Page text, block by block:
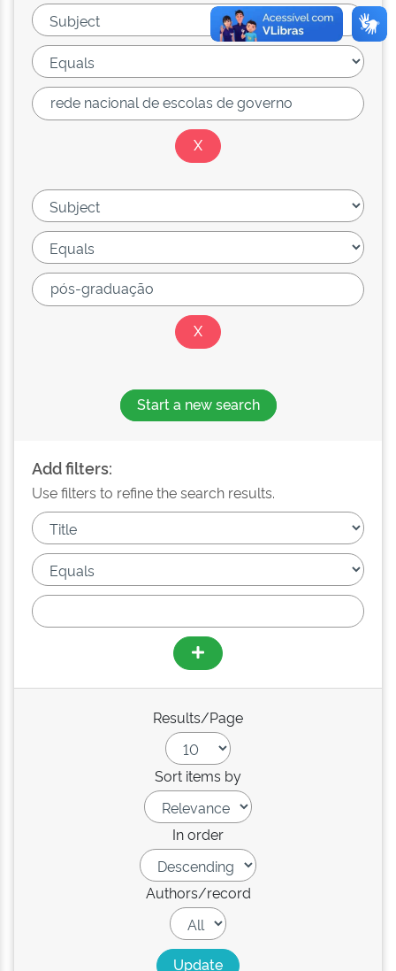
Start a new search
Add filters:
Use filters to refine the search results.
Results/Page
Sort items by
In order
Authors/record